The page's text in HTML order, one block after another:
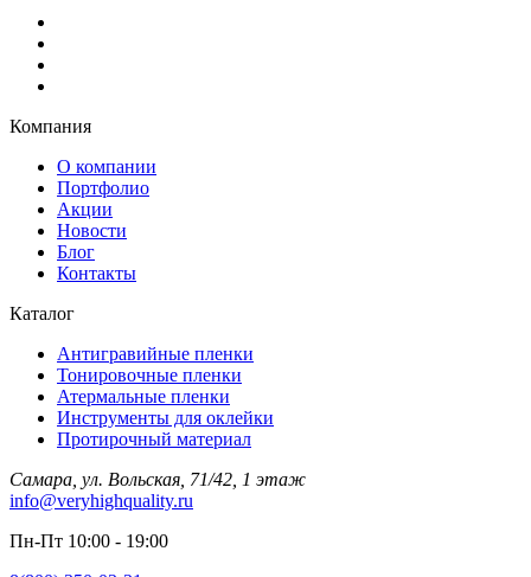
Компания
О компании
Портфолио
Акции
Новости
Блог
Контакты
Каталог
Антигравийные пленки
Тонировочные пленки
Атермальные пленки
Инструменты для оклейки
Протирочный материал
Самара, ул. Вольская, 71/42, 1 этаж
info@veryhighquality.ru
Пн-Пт 10:00 - 19:00